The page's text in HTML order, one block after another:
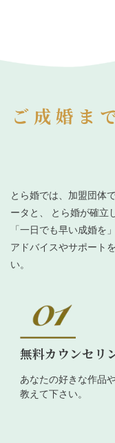
ご成婚ま
とら婚では、加盟団体
ータと、 とら婚が確立
「一日でも早い成婚を
アドバイスやサポート
い。
無料カウンセリ
あなたの好きな作品
教えて下さい。